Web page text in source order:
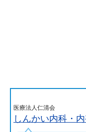
医療法人仁清会
しんかい内科・